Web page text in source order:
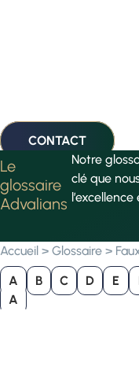
CONTACT
Le
glossaire
Advalians
Notre
clé que
Accueil > Glossaire >
A B C D E
A